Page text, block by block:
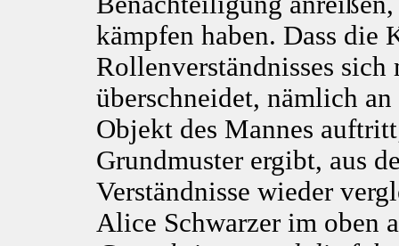
kämpfen haben. Dass
Rollenverständnisses sich
überschneidet, nämlich
Objekt des Mannes
Grundmuster ergibt, aus
Verständnisse wieder
Alice Schwarzer im oben